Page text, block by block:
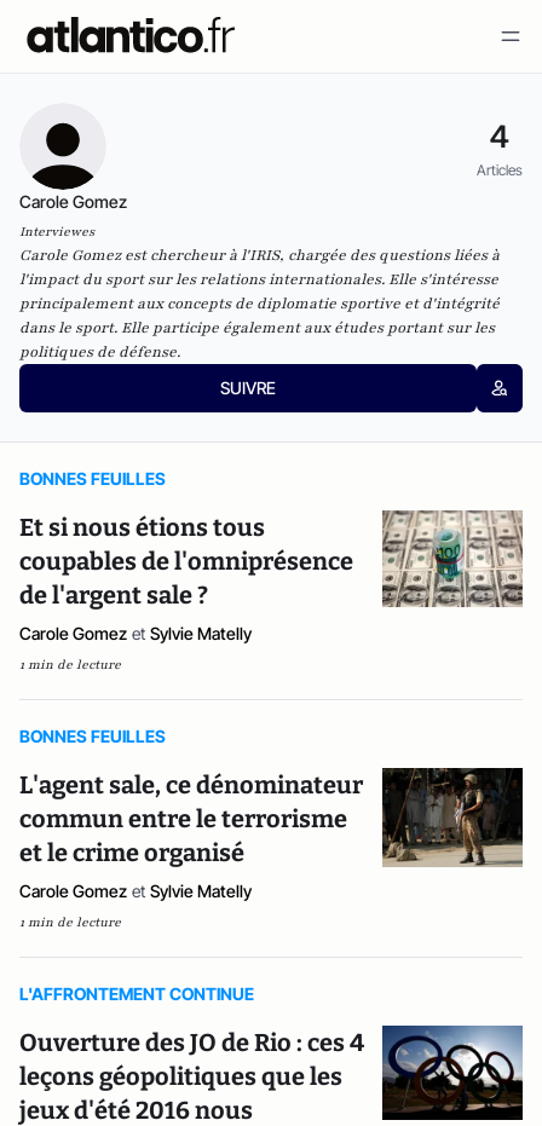
4
Articles
Carole Gomez
Interviewes
Carole Gomez est chercheur à l'IRIS, chargée des questions liées à
l'impact du sport sur les relations internationales. Elle s'intéresse
principalement aux concepts de diplomatie sportive et d'intégrité
dans le sport. Elle participe également aux études portant sur les
politiques de défense.
SUIVRE
BONNES FEUILLES
Et si nous étions tous
coupables de l'omniprésence
de l'argent sale ?
Carole Gomez et Sylvie Matelly
1 min de lecture
BONNES FEUILLES
L'agent sale, ce dénominateur
commun entre le terrorisme
et le crime organisé
Carole Gomez et Sylvie Matelly
1 min de lecture
L'AFFRONTEMENT CONTINUE
Ouverture des JO de Rio : ces 4
leçons géopolitiques que les
jeux d'été 2016 nous